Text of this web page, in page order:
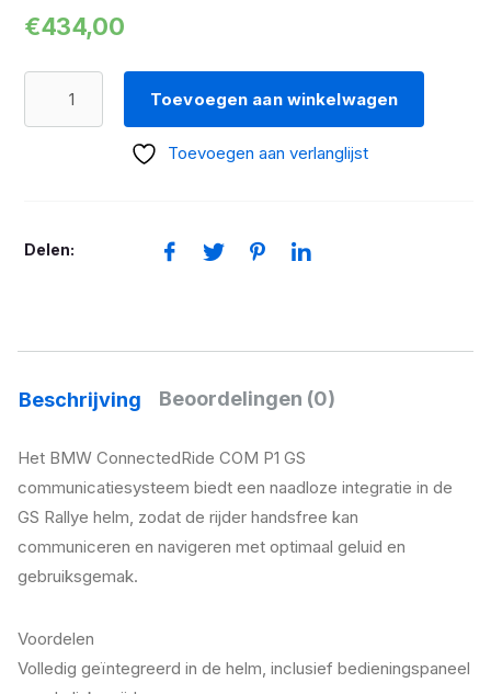
€434,00
aantal
Toevoegen aan winkelwagen
Toevoegen aan verlanglijst
Delen:
Beschrijving Beoordelingen (0)
Het BMW ConnectedRide COM P1 GS
communicatiesysteem biedt een naadloze integratie in de
GS Rallye helm, zodat de rijder handsfree kan
communiceren en navigeren met optimaal geluid en
gebruiksgemak.
Voordelen
Volledig geïntegreerd in de helm, inclusief bedieningspaneel